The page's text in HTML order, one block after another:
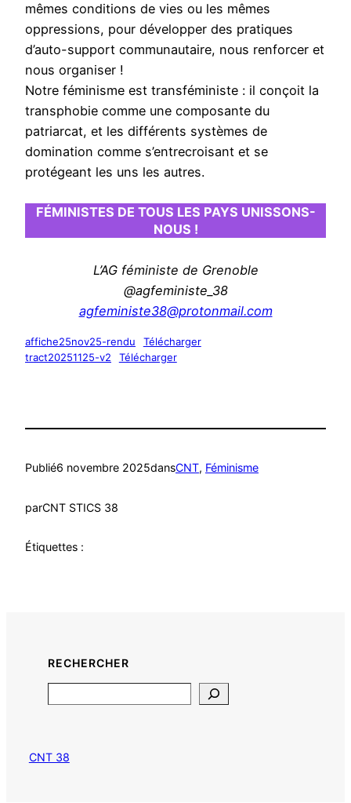
mêmes conditions de vies ou les mêmes
oppressions, pour développer des pratiques
d’auto-support communautaire, nous renforcer et
nous organiser !
Notre féminisme est transféministe : il conçoit la
transphobie comme une composante du
patriarcat, et les différents systèmes de
domination comme s’entrecroisant et se
protégeant les uns les autres.
FÉMINISTES DE TOUS LES PAYS UNISSONS-
NOUS !
L’AG féministe de Grenoble
@agfeministe_38
agfeministe38@protonmail.com
affiche25nov25-rendu
Télécharger
tract20251125-v2
Télécharger
Publié6 novembre 2025dansCNT, Féminisme
parCNT STICS 38
Étiquettes :
RECHERCHER
CNT 38